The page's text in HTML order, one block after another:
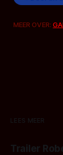
MEER OVER:
LEES MEER
Trailer